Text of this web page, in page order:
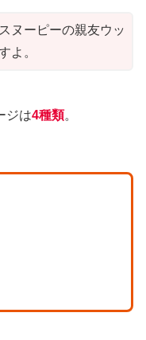
ヌーピーの親友ウッ
よ。
ジは4種類。